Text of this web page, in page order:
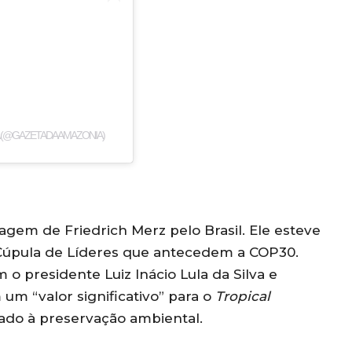
de Friedrich Merz pelo Brasil. Ele esteve
de Líderes que antecedem a COP30.
presidente Luiz Inácio Lula da Silva e
“valor significativo” para o Tropical
à preservação ambiental.